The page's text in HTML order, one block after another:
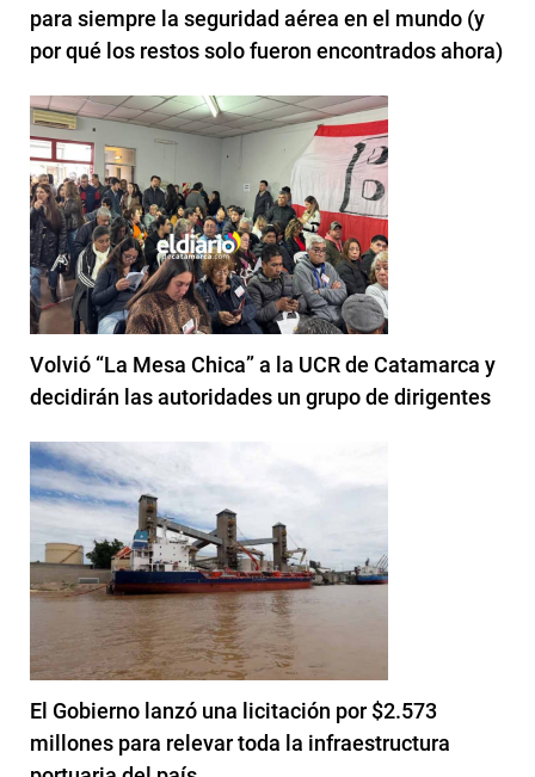
para siempre la seguridad aérea en el mundo (y
por qué los restos solo fueron encontrados ahora)
Volvió “La Mesa Chica” a la UCR de Catamarca y
decidirán las autoridades un grupo de dirigentes
El Gobierno lanzó una licitación por $2.573
millones para relevar toda la infraestructura